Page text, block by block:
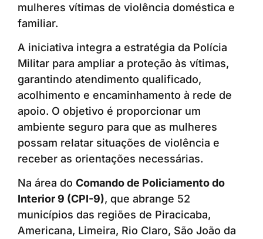
mulheres vítimas de violência doméstica e
familiar.
A iniciativa integra a estratégia da Polícia
Militar para ampliar a proteção às vítimas,
garantindo atendimento qualificado,
acolhimento e encaminhamento à rede de
apoio. O objetivo é proporcionar um
ambiente seguro para que as mulheres
possam relatar situações de violência e
receber as orientações necessárias.
Na área do Comando de Policiamento do
Interior 9 (CPI-9), que abrange 52
municípios das regiões de Piracicaba,
Americana, Limeira, Rio Claro, São João da